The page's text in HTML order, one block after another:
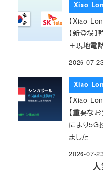
Xiao
【Xiao
【新登場
＋現地電
2026-07-23
Xiao
【Xiao
【重要な
により5G
ました
2026-07-23